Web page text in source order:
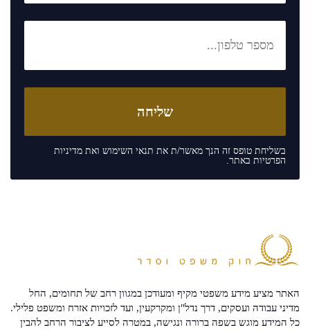
בשליחת טופס זה הנך מאשר/ת את תנאי השימוש ואת מדיניות
הפרטיות באתר.
האתר מציע מידע משפטי מקיף ומעודכן במגוון רחב של תחומים, החל
מדיני עבודה ועסקים, דרך נדל"ן ומקרקעין, ועד לזכויות אזרח ומשפט פלילי.
כל המידע מוגש בשפה ברורה ונגישה, במטרה לסייע לציבור הרחב להבין